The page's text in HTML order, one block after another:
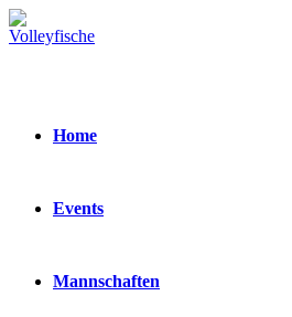
Zum
Inhalt
Home
Events
Mannschaften